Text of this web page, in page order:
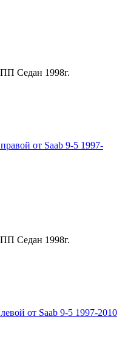
Седан 1998г.
от Saab 9-5 1997-
Седан 1998г.
от Saab 9-5 1997-2010